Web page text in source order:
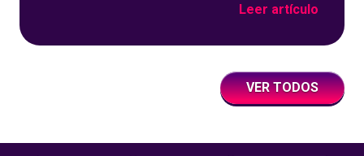
Leer artículo
VER TODOS